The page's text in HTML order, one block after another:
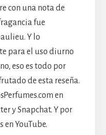
con una nota de
fue
Y lo
para el uso diurno
eso es todo por
de esta reseña.
en
y Snapchat. Y por
en YouTube.